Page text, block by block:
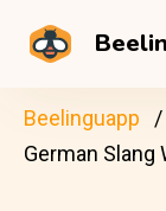
Beelinguapp
German Slang